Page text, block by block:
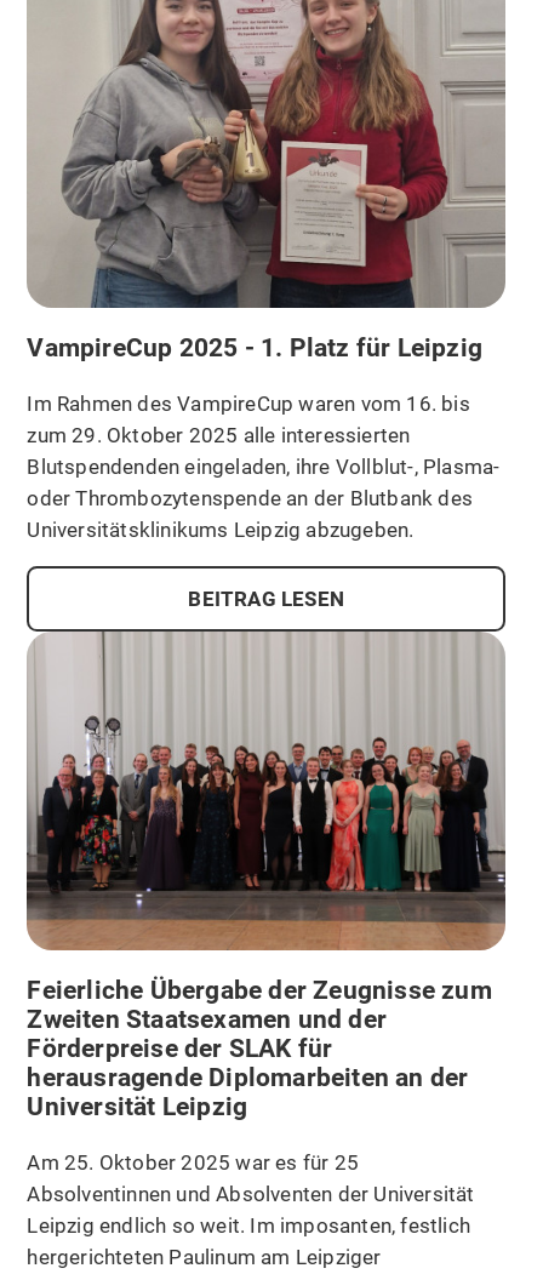
VampireCup 2025 - 1. Platz für Leipzig
Im Rahmen des VampireCup waren vom 16. bis
zum 29. Oktober 2025 alle interessierten
Blutspendenden eingeladen, ihre Vollblut-, Plasma-
oder Thrombozytenspende an der Blutbank des
Universitätsklinikums Leipzig abzugeben.
BEITRAG LESEN
Feierliche Übergabe der Zeugnisse zum
Zweiten Staatsexamen und der
Förderpreise der SLAK für
herausragende Diplomarbeiten an der
Universität Leipzig
Am 25. Oktober 2025 war es für 25
Absolventinnen und Absolventen der Universität
Leipzig endlich so weit. Im imposanten, festlich
hergerichteten Paulinum am Leipziger